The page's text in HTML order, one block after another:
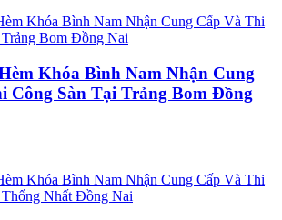
Khóa Bình Nam Nhận Cung
Công Sàn Tại Trảng Bom Đồng